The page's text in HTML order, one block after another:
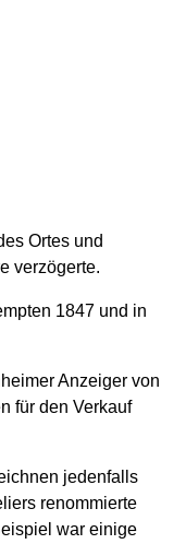
Ortes und
verzögerte.
1847 und in
Anzeiger von
für den Verkauf
jedenfalls
renommierte
war einige